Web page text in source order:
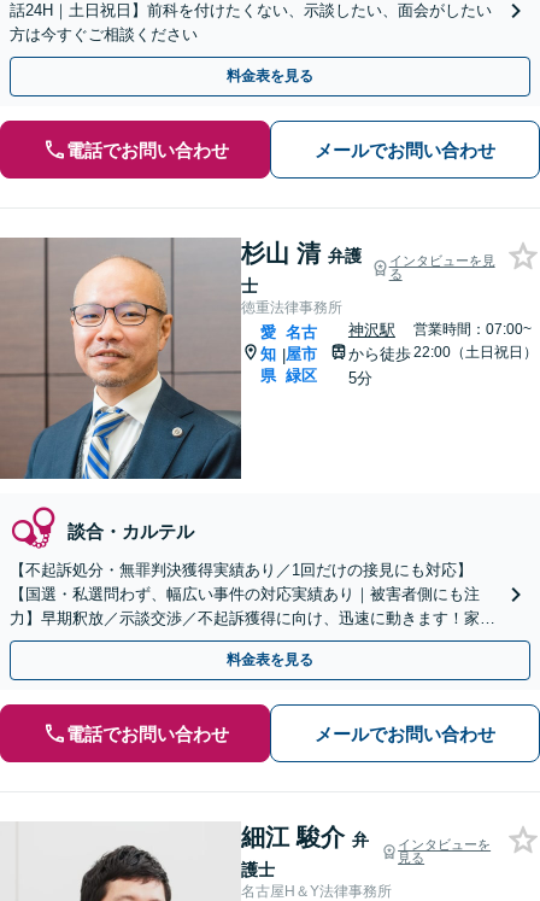
話24H｜土日祝日】前科を付けたくない、示談したい、面会がしたい
方は今すぐご相談ください
料金表を見る
電話でお問い合わせ メールでお問い合わせ
杉山 清 弁護
士
インタビューを見
る
徳重法律事務所
愛
知
県
|
名古
屋市
緑区
神沢駅
から徒歩
5分
営業時間：07:00~
22:00（土日祝日）
談合・カルテル
【不起訴処分・無罪判決獲得実績あり／1回だけの接見にも対応】
【国選・私選問わず、幅広い事件の対応実績あり｜被害者側にも注
力】早期釈放／示談交渉／不起訴獲得に向け、迅速に動きます！家族
が逮捕されたらご連絡を｜夜間・休日面談／徳重駅・神沢駅5分
料金表を見る
電話でお問い合わせ メールでお問い合わせ
細江 駿介 弁
護士
インタビューを
見る
名古屋H＆Y法律事務所